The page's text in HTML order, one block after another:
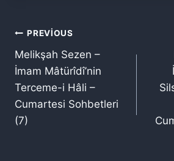
Yazı
gezinmesi
PREVIOUS
Melikşah Sezen –
İmam Mâtürîdî’nin
Terceme-i Hâli –
Cumartesi Sohbetleri
(7)